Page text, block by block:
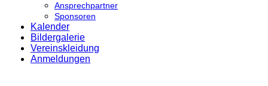
Ansprechpartner
Sponsoren
Kalender
Bildergalerie
Vereinskleidung
Anmeldungen